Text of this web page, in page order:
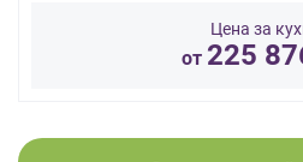
Цена за
от 225